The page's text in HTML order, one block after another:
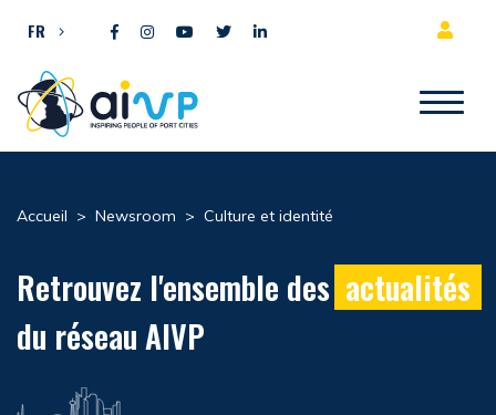
FR
Accueil > Newsroom > Culture et identité
Retrouvez l'ensemble des actualités
du réseau AIVP